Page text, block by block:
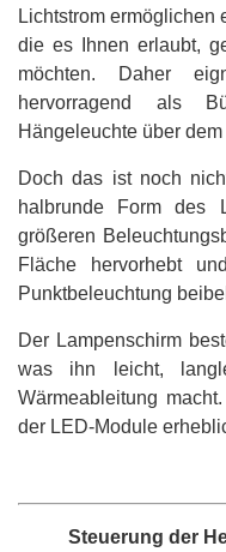
Lichtstrom ermöglichen
die es Ihnen erlaubt,
möchten. Daher
hervorragend als
Hängeleuchte über
Doch das ist noch
halbrunde Form des
größeren
Fläche hervorhebt
Punktbeleuchtung
Der Lampenschirm
was ihn leicht,
Wärmeableitung
der LED-Module
Steuerung der